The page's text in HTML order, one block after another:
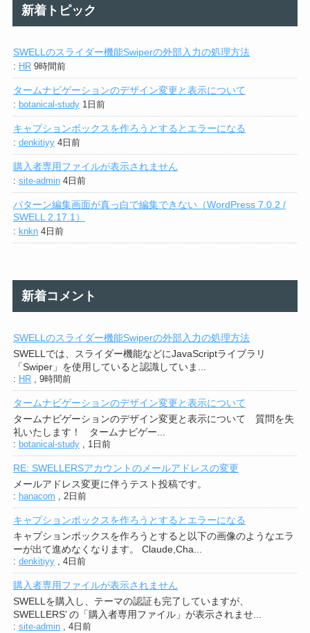
新着トピック
SWELLのスライダー機能Swiperの外部入力の処理方法
: HR 9時間前
タームナビゲーションのデザイン変更と表示について
: botanical-study 1日前
キャプションボックスを作ろうとするとエラーになる
: denkitiyy 4日前
購入者専用ファイルが表示されません
: site-admin 4日前
パターン編集画面が真っ白で編集できない（WordPress 7.0.2 /
SWELL 2.17.1）
: knkn 4日前
新着コメント
SWELLのスライダー機能Swiperの外部入力の処理方法
SWELLでは、スライダー機能などにJavaScriptライブラリ
「Swiper」を使用していると認識していま...
: HR, 9時間前
タームナビゲーションのデザイン変更と表示について
タームナビゲーションのデザイン変更と表示について 質問を失
礼いたします！ タームナビゲー...
: botanical-study, 1日前
RE: SWELLERSアカウントのメールアドレスの変更
メールアドレス変更に伴うテスト投稿です。
: hanacom , 2日前
キャプションボックスを作ろうとするとエラーになる
キャプションボックスを作ろうとすると以下の画像のようなエラ
ーが出て進めなくなります。 Claude,Cha...
: denkitiyy, 4日前
購入者専用ファイルが表示されません
SWELLを購入し、テーマの認証も完了していますが、
SWELLERS’ の「購入者専用ファイル」が表示されませ...
: site-admin, 4日前